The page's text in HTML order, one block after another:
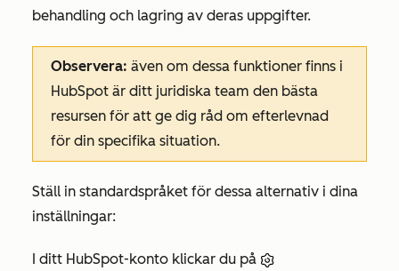
behandling och lagring av deras uppgifter.
Observera: även om dessa funktioner finns i
HubSpot är ditt juridiska team den bästa
resursen för att ge dig råd om efterlevnad
för din specifika situation.
Ställ in standardspråket för dessa alternativ i dina
inställningar:
I ditt HubSpot-konto klickar du på